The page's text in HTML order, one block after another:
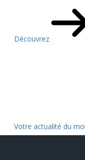
Découvrez
Votre actualité du